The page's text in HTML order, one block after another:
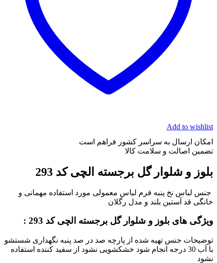
Add to wishlist
امکان ارسال به سراسر کشور فراهم است
تضمین اصالت و سلامت کالا
بلوز و شلوار گل برجسته الچی کد 293
جنس لباس نخ پنبه فرم لباس معمولی مورد استفاده مهمانی و
خانگی قد آستین بلند و مدل رگلان
ویژگی های بلوز و شلوار گل برجسته الچی کد 293 :
توضیحات جنس تهیه شده از پارچه صد در صد پنبه نگهداری شستشو
با آب 30 درجه انجام شود خشکشویی نشود از سفید کننده استفاده
نشود